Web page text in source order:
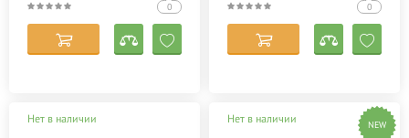
0 0
Нет в наличии Нет в наличии NEW